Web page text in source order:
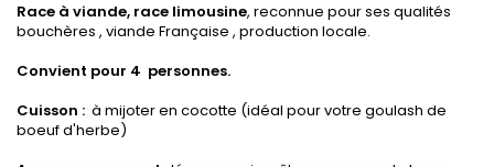
Race à viande, race limousine, reconnue pour ses qualités
bouchères , viande Française , production locale.
Convient pour 4 personnes.
Cuisson : à mijoter en cocotte (idéal pour votre goulash de
boeuf d'herbe)